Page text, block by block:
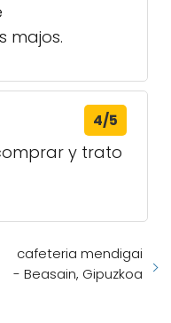
majos.
4/5
y trato
cafeteria mendigai
- Beasain, Gipuzkoa